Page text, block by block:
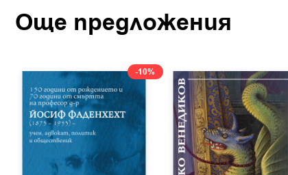
Още предложения
-10%